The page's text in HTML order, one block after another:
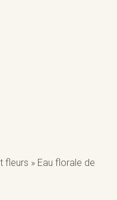
fleurs » Eau florale de